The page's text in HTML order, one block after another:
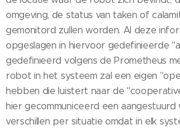
omgeving, de status van taken of
gemonitord zullen worden. Al deze
opgeslagen in hiervoor gedefinieerde
gedefinieerd volgens de Prometheus
robot in het systeem zal een eigen
hebben die luistert naar de
hier gecommuniceerd een aangestuurd
verschillen per situatie omdat in elk